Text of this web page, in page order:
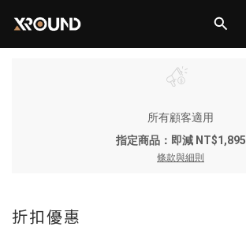
所有顧客適用
指定商品：即減 NT$1,895
條款與細則
折扣優惠